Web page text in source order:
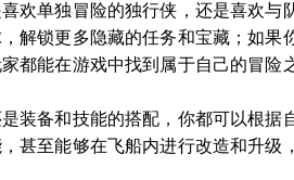
欢单独冒险的独行侠，还是喜欢
解锁更多隐藏的任务和宝藏；如
都能在游戏中找到属于自己的冒险
装备和技能的搭配，你都可以根
甚至能够在飞船内进行改造和升级